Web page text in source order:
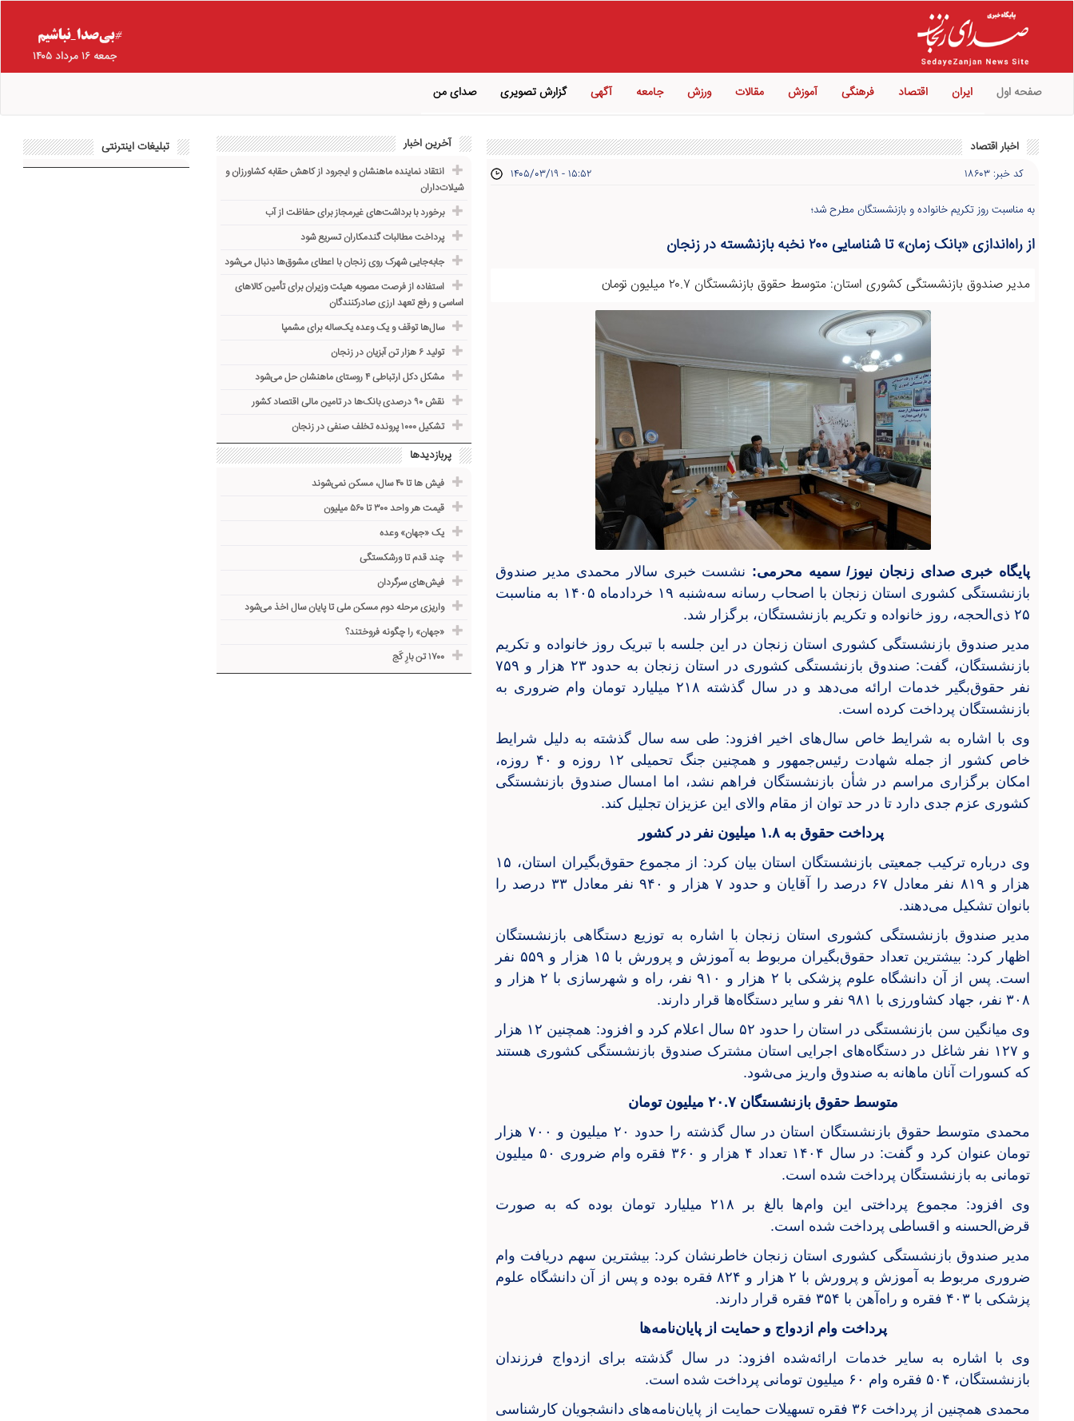
جمعه ۱۶ مرداد ۱۴۰۵
صفحه اول ایران اقتصاد فرهنگی آموزش مقالات ورزش جامعه آگهی گزارش تصویری صدای من
اخبار اقتصاد
کد خبر: ۱۸۶۰۳ ۱۴۰۵/۰۳/۱۹ - ۱۵:۵۲
به مناسبت روز تکریم خانواده و بازنشستگان مطرح شد؛
از راه‌اندازی «بانک زمان» تا شناسایی ۲۰۰ نخبه بازنشسته در زنجان
مدیر صندوق بازنشستگی کشوری استان: متوسط حقوق بازنشستگان ۲۰.۷ میلیون تومان
پایگاه خبری صدای زنجان نیوز/ سمیه محرمی: نشست خبری سالار محمدی مدیر صندوق
بازنشستگی کشوری استان زنجان با اصحاب رسانه سه‌شنبه ۱۹ خردادماه ۱۴۰۵ به مناسبت
۲۵ ذی‌الحجه، روز خانواده و تکریم بازنشستگان، برگزار شد.
مدیر صندوق بازنشستگی کشوری استان زنجان در این جلسه با تبریک روز خانواده و تکریم
بازنشستگان، گفت: صندوق بازنشستگی کشوری در استان زنجان به حدود ۲۳ هزار و ۷۵۹
نفر حقوق‌بگیر خدمات ارائه می‌دهد و در سال گذشته ۲۱۸ میلیارد تومان وام ضروری به
بازنشستگان پرداخت کرده است.
وی با اشاره به شرایط خاص سال‌های اخیر افزود: طی سه سال گذشته به دلیل شرایط
خاص کشور از جمله شهادت رئیس‌جمهور و همچنین جنگ تحمیلی ۱۲ روزه و ۴۰ روزه،
امکان برگزاری مراسم در شأن بازنشستگان فراهم نشد، اما امسال صندوق بازنشستگی
کشوری عزم جدی دارد تا در حد توان از مقام والای این عزیزان تجلیل کند.
پرداخت حقوق به ۱.۸ میلیون نفر در کشور
وی درباره ترکیب جمعیتی بازنشستگان استان بیان کرد: از مجموع حقوق‌بگیران استان، ۱۵
هزار و ۸۱۹ نفر معادل ۶۷ درصد را آقایان و حدود ۷ هزار و ۹۴۰ نفر معادل ۳۳ درصد را
بانوان تشکیل می‌دهند.
مدیر صندوق بازنشستگی کشوری استان زنجان با اشاره به توزیع دستگاهی بازنشستگان
اظهار کرد: بیشترین تعداد حقوق‌بگیران مربوط به آموزش و پرورش با ۱۵ هزار و ۵۵۹ نفر
است. پس از آن دانشگاه علوم پزشکی با ۲ هزار و ۹۱۰ نفر، راه و شهرسازی با ۲ هزار و
۳۰۸ نفر، جهاد کشاورزی با ۹۸۱ نفر و سایر دستگاه‌ها قرار دارند.
وی میانگین سن بازنشستگی در استان را حدود ۵۲ سال اعلام کرد و افزود: همچنین ۱۲ هزار
و ۱۲۷ نفر شاغل در دستگاه‌های اجرایی استان مشترک صندوق بازنشستگی کشوری هستند
که کسورات آنان ماهانه به صندوق واریز می‌شود.
متوسط حقوق بازنشستگان ۲۰.۷ میلیون تومان
محمدی متوسط حقوق بازنشستگان استان در سال گذشته را حدود ۲۰ میلیون و ۷۰۰ هزار
تومان عنوان کرد و گفت: در سال ۱۴۰۴ تعداد ۴ هزار و ۳۶۰ فقره وام ضروری ۵۰ میلیون
تومانی به بازنشستگان پرداخت شده است.
وی افزود: مجموع پرداختی این وام‌ها بالغ بر ۲۱۸ میلیارد تومان بوده که به صورت
قرض‌الحسنه و اقساطی پرداخت شده است.
مدیر صندوق بازنشستگی کشوری استان زنجان خاطرنشان کرد: بیشترین سهم دریافت وام
ضروری مربوط به آموزش و پرورش با ۲ هزار و ۸۲۴ فقره بوده و پس از آن دانشگاه علوم
پزشکی با ۴۰۳ فقره و راه‌آهن با ۳۵۴ فقره قرار دارند.
پرداخت وام ازدواج و حمایت از پایان‌نامه‌ها
وی با اشاره به سایر خدمات ارائه‌شده افزود: در سال گذشته برای ازدواج فرزندان
بازنشستگان، ۵۰۴ فقره وام ۶۰ میلیون تومانی پرداخت شده است.
محمدی همچنین از پرداخت ۳۶ فقره تسهیلات حمایت از پایان‌نامه‌های دانشجویان کارشناسی
آخرین اخبار
انتقاد نماینده ماهنشان و ایجرود از کاهش حقابه کشاورزان و
شیلات‌داران
برخورد با برداشت‌های غیرمجاز برای حفاظت از آب
پرداخت مطالبات گندمکاران تسریع شود
جابه‌جایی شهرک روی زنجان با اعطای مشوق‌ها دنبال می‌شود
استفاده از فرصت مصوبه هیئت وزیران برای تأمین کالاهای
اساسی و رفع تعهد ارزی صادرکنندگان
سال‌ها توقف و یک وعده یک‌ساله برای مشمپا
تولید ۶ هزار تن آبزیان در زنجان
مشکل دکل ارتباطی ۴ روستای ماهنشان حل می‌شود
نقش ۹۰ درصدی بانک‌ها در تامین مالی اقتصاد کشور
تشکیل ۱۰۰۰ پرونده تخلف صنفی در زنجان
پربازدیدها
فیش ها تا ۴۰ سال، مسکن نمی‌شوند
قیمت هر واحد ۳۰۰ تا ۵۶۰ میلیون
یک «جهان» وعده
چند قدم تا ورشکستگی
فیش‌های سرگردان
واریزی مرحله دوم مسکن ملی تا پایان سال اخذ می‌شود
«جهان» را چگونه فروختند؟
۱۷۰۰ تن بارِ کَج
تبلیغات اینترنتی